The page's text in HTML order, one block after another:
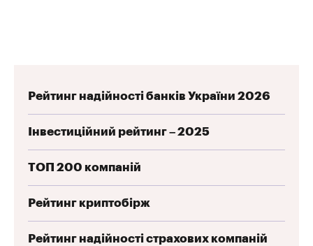
Рейтинг надійності банків України 2026
Інвестиційний рейтинг – 2025
ТОП 200 компаній
Рейтинг криптобірж
Рейтинг надійності страхових компаній